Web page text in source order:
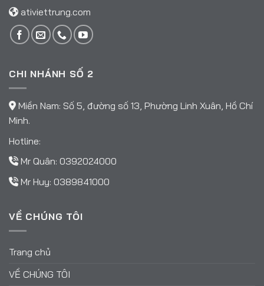
ativiettrung.com
CHI NHÁNH SỐ 2
Miền Nam: Số 5, đường số 13, Phường Linh Xuân, Hồ Chí
Minh.
Hotline:
Mr Quân: 0392024000
Mr Huy: 0389841000
VỀ CHÚNG TÔI
Trang chủ
VỀ CHÚNG TÔI